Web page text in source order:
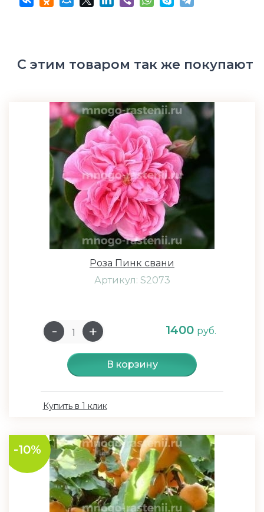
С этим товаром так же покупают
Роза Пинк свани
Артикул: S2073
1400 руб.
В корзину
Купить в 1 клик
-10%